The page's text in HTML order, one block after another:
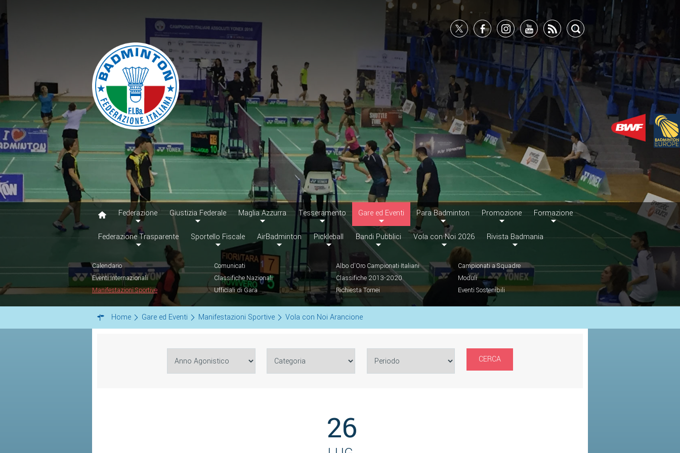
Federazione Giustizia Federale Maglia Azzurra Tesseramento Gare ed Eventi Para Badminton Promozione Formazione
Federazione Trasparente Sportello Fiscale AirBadminton Pickleball Bandi Pubblici Vola con Noi 2026 Rivista Badmania
Calendario Comunicati Albo d'Oro Campionati Italiani
Campionati a Squadre
Eventi Internazionali
Classifiche Nazionali Classifiche 2013-2020
Moduli
Manifestazioni Sportive
Ufficiali di Gara Richiesta Tornei Eventi Sostenibili
Home Gare ed Eventi Manifestazioni Sportive Vola con Noi Arancione
CERCA
26